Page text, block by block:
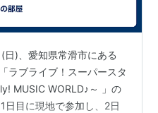
)、愛知県常滑市にある
ラブライブ！スーパースタ
MUSIC WORLD♪～ 」の
日目に現地で参加し、2日